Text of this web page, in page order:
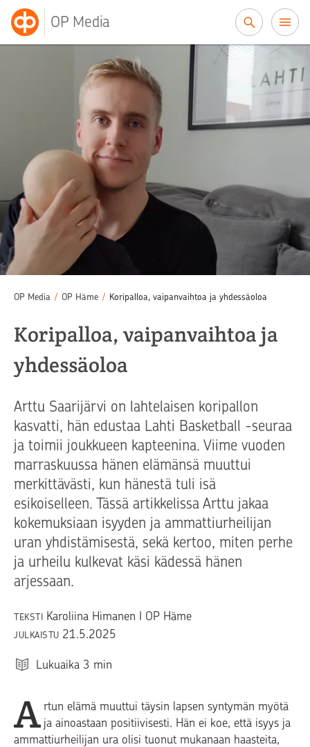
OP Media
OP Media / OP Häme / Koripalloa, vaipanvaihtoa ja yhdessäoloa
Koripalloa, vaipanvaihtoa ja
yhdessäoloa
Arttu Saarijärvi on lahtelaisen koripallon
kasvatti, hän edustaa Lahti Basketball -seuraa
ja toimii joukkueen kapteenina. Viime vuoden
marraskuussa hänen elämänsä muuttui
merkittävästi, kun hänestä tuli isä
esikoiselleen. Tässä artikkelissa Arttu jakaa
kokemuksiaan isyyden ja ammattiurheilijan
uran yhdistämisestä, sekä kertoo, miten perhe
ja urheilu kulkevat käsi kädessä hänen
arjessaan.
TEKSTI Karoliina Himanen I OP Häme
JULKAISTU 21.5.2025
Lukuaika 3 min
A rtun elämä muuttui täysin lapsen syntymän myötä
ja ainoastaan positiivisesti. Hän ei koe, että isyys ja
ammattiurheilijan ura olisi tuonut mukanaan haasteita,